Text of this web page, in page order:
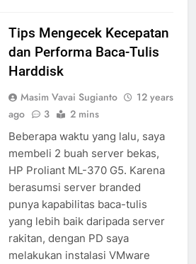
Tips Mengecek Kecepatan
dan Performa Baca-Tulis
Harddisk
Masim Vavai Sugianto
12 years
ago
3 2 mins
Beberapa waktu yang lalu, saya
membeli 2 buah server bekas,
HP Proliant ML-370 G5. Karena
berasumsi server branded
punya kapabilitas baca-tulis
yang lebih baik daripada server
rakitan, dengan PD saya
melakukan instalasi VMware